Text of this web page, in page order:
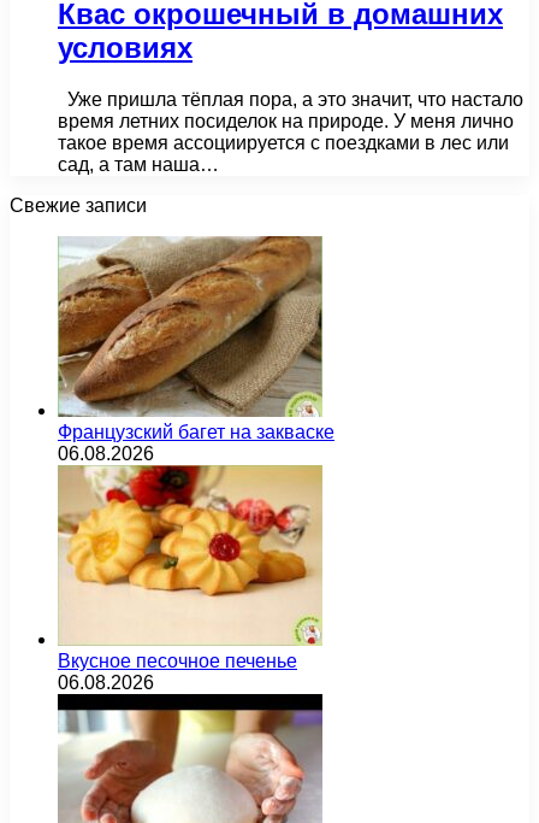
Квас окрошечный в домашних
условиях
Уже пришла тёплая пора, а это значит, что настало
время летних посиделок на природе. У меня лично
такое время ассоциируется с поездками в лес или
сад, а там наша…
Свежие записи
Французский багет на закваске
06.08.2026
Вкусное песочное печенье
06.08.2026